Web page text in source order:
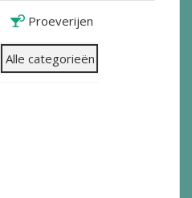
Proeverijen
Alle categorieën